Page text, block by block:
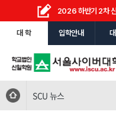
2026 하반기 2차
대 학 입학안내
SCU 뉴스